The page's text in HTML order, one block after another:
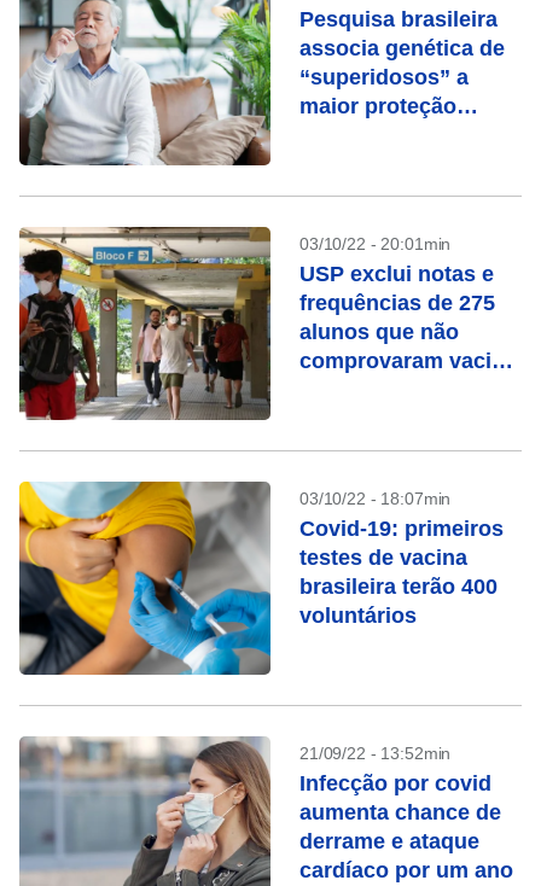
Pesquisa brasileira
associa genética de
“superidosos” a
maior proteção
03/10/22 - 20:01min
USP exclui notas e
frequências de 275
alunos que não
comprovaram vacina
03/10/22 - 18:07min
Covid-19: primeiros
testes de vacina
brasileira terão 400
voluntários
21/09/22 - 13:52min
Infecção por covid
aumenta chance de
derrame e ataque
cardíaco por um ano